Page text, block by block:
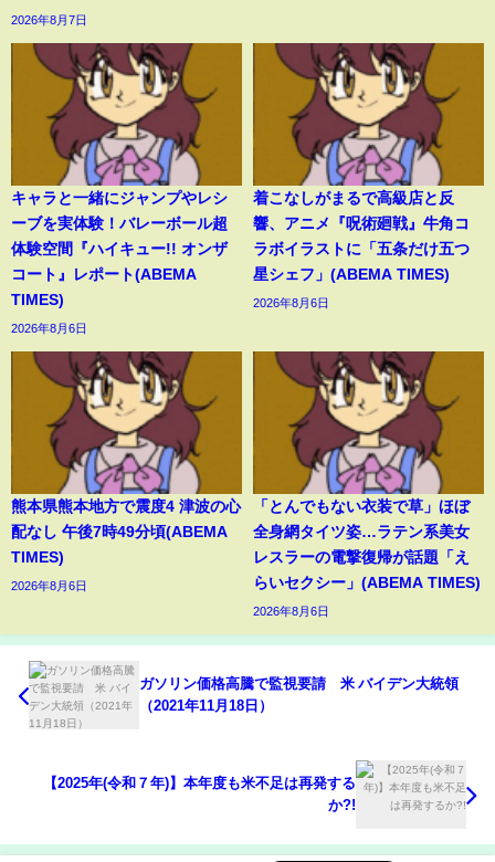
2026年8月7日
キャラと一緒にジャンプやレシ
ーブを実体験！バレーボール超
体験空間『ハイキュー!! オンザ
コート』レポート(ABEMA
TIMES)
2026年8月6日
着こなしがまるで高級店と反
響、アニメ『呪術廻戦』牛角コ
ラボイラストに「五条だけ五つ
星シェフ」(ABEMA TIMES)
2026年8月6日
熊本県熊本地方で震度4 津波の心
配なし 午後7時49分頃(ABEMA
TIMES)
2026年8月6日
「とんでもない衣装で草」ほぼ
全身網タイツ姿…ラテン系美女
レスラーの電撃復帰が話題「え
らいセクシー」(ABEMA TIMES)
2026年8月6日
ガソリン価格高騰で監視要請 米 バイデン大統領
（2021年11月18日）
【2025年(令和７年)】本年度も米不足は再発する
か?!